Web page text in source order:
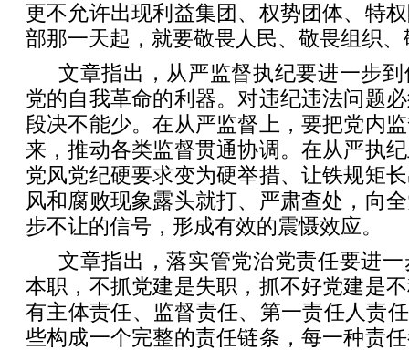
更不允许出现利益集团、权势团体、特
部那一天起，就要敬畏人民、敬畏组织
文章指出，从严监督执纪要进一步
党的自我革命的利器。对违纪违法问题
段决不能少。在从严监督上，要把党内
来，推动各类监督贯通协调。在从严执
党风党纪硬要求变为硬举措、让铁规矩
风和腐败现象露头就打、严肃查处，向
步不让的信号，形成有效的震慑效应。
文章指出，落实管党治党责任要进
本职，不抓党建是失职，抓不好党建是
有主体责任、监督责任、第一责任人责
些构成一个完整的责任链条，每一种责